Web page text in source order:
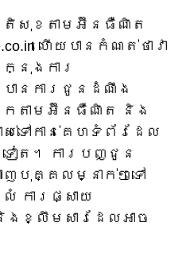
តិសុខតាមអ៊ីនធឺណិត
ហើយបានកំណត់ថាវា
នុងការ
ានការជូនដំណឹង
តាមអ៊ីនធឺណិត និង
ៅកាន់គេហទំព័រដែល
ត។ ការបញ្ជូន
ាញបុគ្គលម្នាក់ៗទៅ
ការផ្សាយ
ខ្លឹមសារដែលអាច